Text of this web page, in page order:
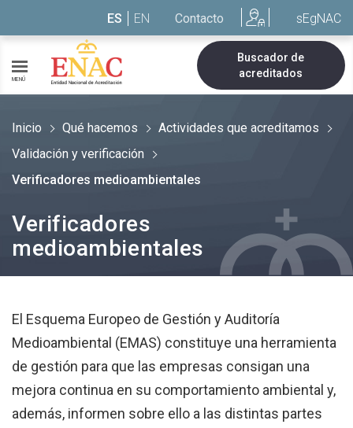
ES EN Contacto sEgNAC
MENÚ
Buscador de
acreditados
Inicio Qué hacemos
Actividades que acreditamos
Validación y verificación
Verificadores medioambientales
Verificadores
medioambientales
El Esquema Europeo de Gestión y Auditoría
Medioambiental (EMAS) constituye una herramienta
de gestión para que las empresas consigan una
mejora continua en su comportamiento ambiental y,
además, informen sobre ello a las distintas partes